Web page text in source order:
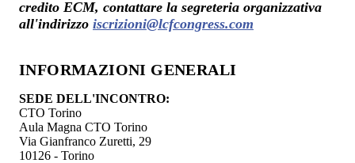
credito ECM, contattare la segreteria organizzativa
all'indirizzo iscrizioni@lcfcongress.com
INFORMAZIONI GENERALI
SEDE DELL'INCONTRO:
CTO Torino
Aula Magna CTO Torino
Via Gianfranco Zuretti, 29
10126 - Torino